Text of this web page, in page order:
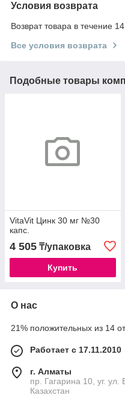
Условия возврата
Возврат товара в течение
Все условия возврата
Подобные товары
VitaVit Цинк 30 мг №30
капс.
4 505 ₸/упаковка
Купить
О нас
21% положительных из 14
Работает с 17.11.2010
г. Алматы
пр. Гагарина 10, уг.
Казахстан